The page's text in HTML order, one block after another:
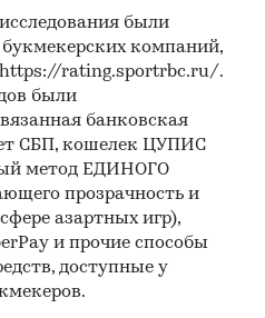
импортеров
экспортеров и
в отчете
- в
и регионы РФ, страны
были
компаний,
https://rating.sportrbc.ru/.
были
банковская
СБП, кошелек ЦУПИС
метод ЕДИНОГО
прозрачность и
азартных игр),
и прочие способы
доступные у